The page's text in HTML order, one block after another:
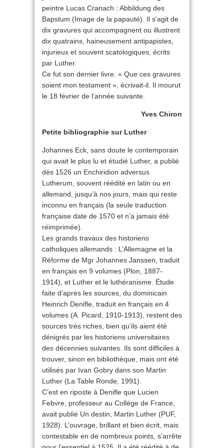
peintre Lucas Cranach : Abbildung des
Bapstum (Image de la papauté). Il s’agit de
dix gravures qui accompagnent ou illustrent
dix quatrains, haineusement antipapistes,
injurieux et souvent scatologiques, écrits
par Luther.
Ce fut son dernier livre. « Que ces gravures
soient mon testament », écrivait-il. Il mourut
le 18 février de l’année suivante.
Yves Chiron
Petite bibliographie sur Luther
Johannes Eck, sans doute le contemporain
qui avait le plus lu et étudié Luther, a publié
dès 1526 un Enchiridion adversus
Lutherum, souvent réédité en latin ou en
allemand, jusqu’à nos jours, mais qui reste
inconnu en français (la seule traduction
française date de 1570 et n’a jamais été
réimprimée).
Les grands travaux des historiens
catholiques allemands : L’Allemagne et la
Réforme de Mgr Johannes Janssen, traduit
en français en 9 volumes (Plon, 1887-
1914), et Luther et le luthéranisme. Étude
faite d’après les sources, du dominicain
Heinrich Denifle, traduit en français en 4
volumes (A. Picard, 1910-1913), restent des
sources très riches, bien qu’ils aient été
dénigrés par les historiens universitaires
des décennies suivantes. Ils sont difficiles à
trouver, sinon en bibliothèque, mais ont été
utilisés par Ivan Gobry dans son Martin
Luther (La Table Ronde, 1991).
C’est en riposte à Denifle que Lucien
Febvre, professeur au Collège de France,
avait publié Un destin, Martin Luther (PUF,
1928). L’ouvrage, brillant et bien écrit, mais
contestable en de nombreux points, s’arrête